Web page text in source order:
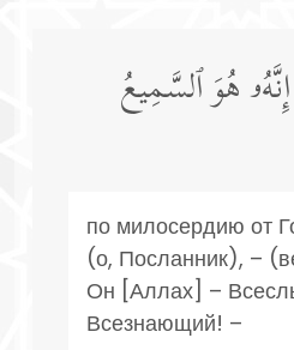
هُوَ ٱلسَّمِیعُ
по милосердию от
(о, Посланник), –
Он [Аллах] –
Всезнающий! –